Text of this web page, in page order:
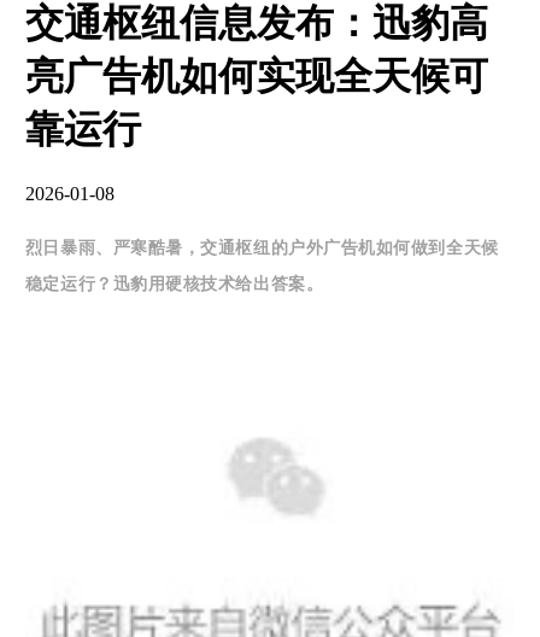
交通枢纽信息发布：迅豹高
亮广告机如何实现全天候可
靠运行
2026-01-08
烈日暴雨、严寒酷暑，交通枢纽的户外广告机如何做到全天候
稳定运行？迅豹用硬核技术给出答案。